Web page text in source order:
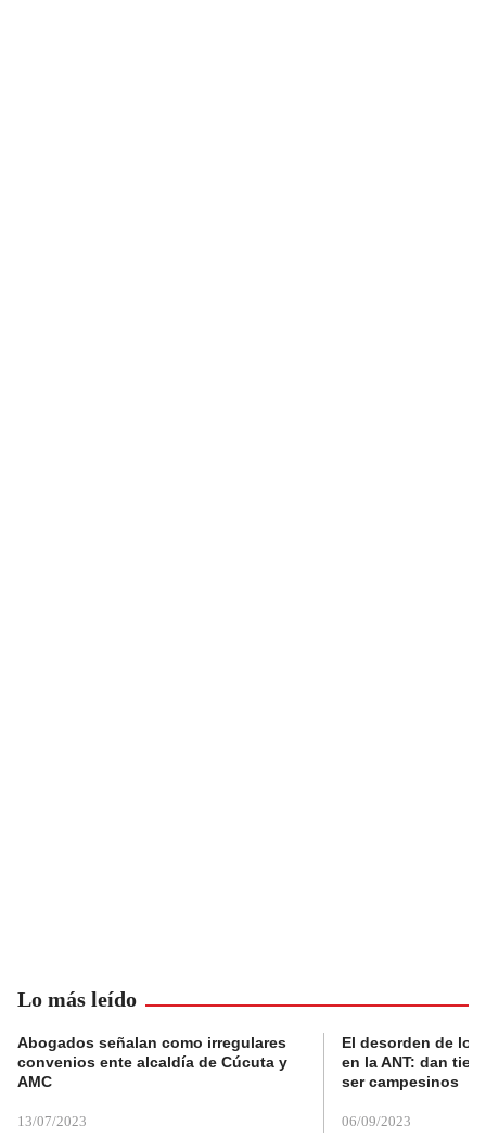
Lo más leído
Abogados señalan como irregulares
convenios ente alcaldía de Cúcuta y
AMC
13/07/2023
El desorden de
en la ANT: dan
ser campesinos
06/09/2023